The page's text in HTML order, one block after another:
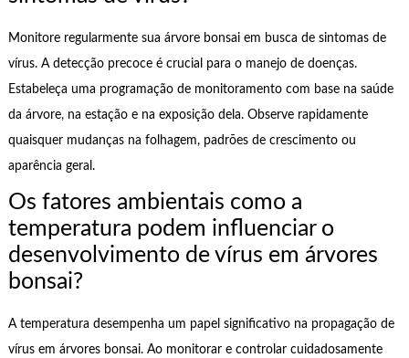
Monitore regularmente sua árvore bonsai em busca de sintomas de
vírus. A detecção precoce é crucial para o manejo de doenças.
Estabeleça uma programação de monitoramento com base na saúde
da árvore, na estação e na exposição dela. Observe rapidamente
quaisquer mudanças na folhagem, padrões de crescimento ou
aparência geral.
Os fatores ambientais como a
temperatura podem influenciar o
desenvolvimento de vírus em árvores
bonsai?
A temperatura desempenha um papel significativo na propagação de
vírus em árvores bonsai. Ao monitorar e controlar cuidadosamente